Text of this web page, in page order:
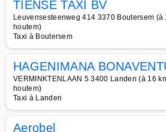
TIENSE TAXI BV
Leuvensesteenweg 414 3370 Boutersem (à
houtem)
Taxi à Boutersem
HAGENIMANA
VERMINKTENLAAN 5 3400 Landen (à 16
houtem)
Taxi à Landen
Aerobel